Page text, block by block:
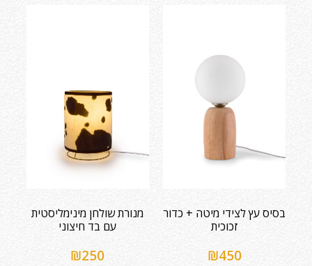
בסיס עץ לצידי מיטה + כדור
זכוכית
₪450
מנורת שולחן מינימליסטית
עם בד חיצוני
₪250